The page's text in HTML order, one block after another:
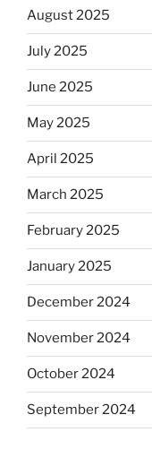
August 2025
July 2025
June 2025
May 2025
April 2025
March 2025
February 2025
January 2025
December 2024
November 2024
October 2024
September 2024